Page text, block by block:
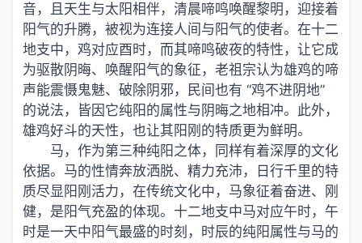
音，且天生与太阳相伴，清晨啼鸣唤醒黎明，迎接着
阳气的升腾，被视为连接人间与阳气的使者。在十二
地支中，鸡对应酉时，而其啼鸣破夜的特性，让它成
为驱散阴晦、唤醒阳气的象征，老祖宗认为雄鸡的啼
声能震慑鬼魅、破除阴邪，民间也有 “鸡不进阴地”
的说法，皆因它纯阳的属性与阴晦之地相冲。此外，
雄鸡好斗的天性，也让其阳刚的特质更为鲜明。
马，作为第三种纯阳之体，同样有着深厚的文化
依据。马的性情奔放洒脱、精力充沛，日行千里的特
质尽显阳刚活力，在传统文化中，马象征着奋进、刚
健，是阳气充盈的体现。十二地支中马对应午时，午
时是一天中阳气最盛的时刻，时辰的纯阳属性与马的